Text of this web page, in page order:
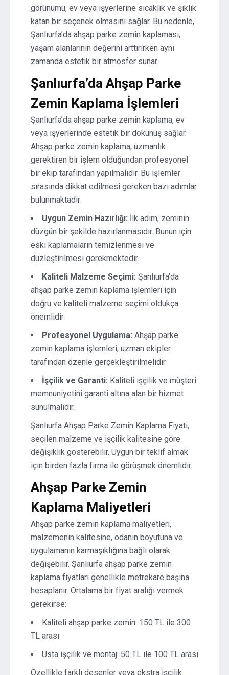
görünümü, ev veya işyerlerine sıcaklık ve şıklık
katan bir seçenek olmasını sağlar. Bu nedenle,
Şanlıurfa’da ahşap parke zemin kaplaması,
yaşam alanlarının değerini arttırırken aynı
zamanda estetik bir atmosfer sunar.
Şanlıurfa’da Ahşap Parke
Zemin Kaplama İşlemleri
Şanlıurfa’da ahşap parke zemin kaplama, ev
veya işyerlerinde estetik bir dokunuş sağlar.
Ahşap parke zemin kaplama, uzmanlık
gerektiren bir işlem olduğundan profesyonel
bir ekip tarafından yapılmalıdır. Bu işlemler
sırasında dikkat edilmesi gereken bazı adımlar
bulunmaktadır:
Uygun Zemin Hazırlığı: İlk adım, zeminin
düzgün bir şekilde hazırlanmasıdır. Bunun için
eski kaplamaların temizlenmesi ve
düzleştirilmesi gerekmektedir.
Kaliteli Malzeme Seçimi: Şanlıurfa’da
ahşap parke zemin kaplama işlemleri için
doğru ve kaliteli malzeme seçimi oldukça
önemlidir.
Profesyonel Uygulama: Ahşap parke
zemin kaplama işlemleri, uzman ekipler
tarafından özenle gerçekleştirilmelidir.
İşçilik ve Garanti: Kaliteli işçilik ve müşteri
memnuniyetini garanti altına alan bir hizmet
sunulmalıdır.
Şanlıurfa Ahşap Parke Zemin Kaplama Fiyatı,
seçilen malzeme ve işçilik kalitesine göre
değişiklik gösterebilir. Uygun bir teklif almak
için birden fazla firma ile görüşmek önemlidir.
Ahşap Parke Zemin
Kaplama Maliyetleri
Ahşap parke zemin kaplama maliyetleri,
malzemenin kalitesine, odanın boyutuna ve
uygulamanın karmaşıklığına bağlı olarak
değişebilir. Şanlıurfa ahşap parke zemin
kaplama fiyatları genellikle metrekare başına
hesaplanır. Ortalama bir fiyat aralığı vermek
gerekirse:
Kaliteli ahşap parke zemin: 150 TL ile 300
TL arası
Usta işçilik ve montaj: 50 TL ile 100 TL arası
Özellikle farklı desenler veya ekstra işçilik